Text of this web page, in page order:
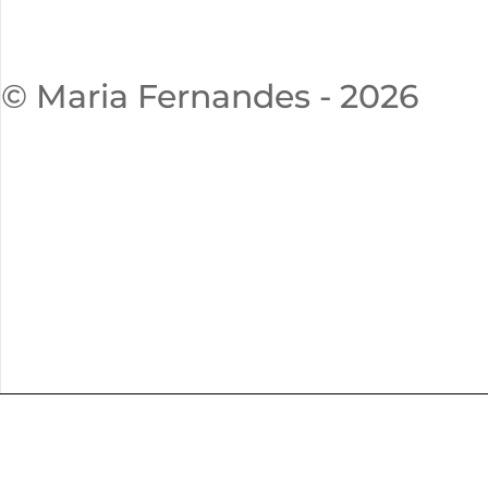
© Maria Fernandes - 2026